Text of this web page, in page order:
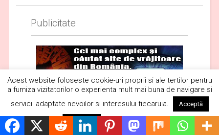
Publicitate
Acest website foloseste cookie-uri proprii si ale tertilor pentru
a furniza vizitatorilor o experienta mult mai buna de navigare si
servicii adaptate nevoilor si interesului fiecaruia.
Acceptă
Respinge Citește mai mult